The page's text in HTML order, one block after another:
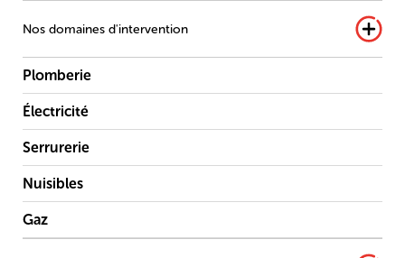
Nos domaines d'intervention
Plomberie
Électricité
Serrurerie
Nuisibles
Gaz